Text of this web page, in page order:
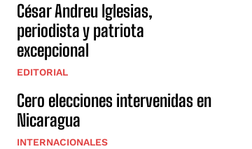
César Andreu Iglesias,
periodista y patriota
excepcional
EDITORIAL
Cero elecciones intervenidas en
Nicaragua
INTERNACIONALES